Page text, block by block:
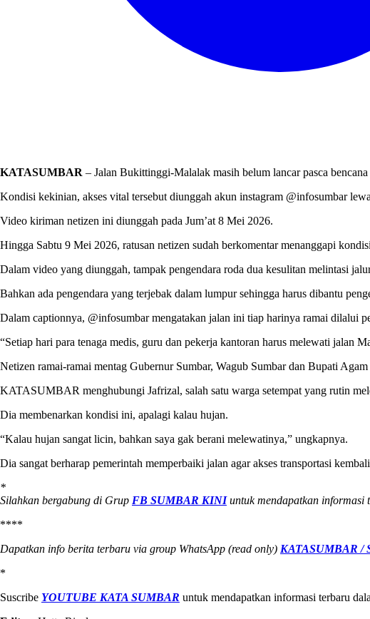
KATASUMBAR – Jalan Bukittinggi-Malalak masih belum lancar pasca
Kondisi kekinian, akses vital tersebut diunggah akun instagram @infosumbar
Video kiriman netizen ini diunggah pada Jum’at 8 Mei 2026.
Hingga Sabtu 9 Mei 2026, ratusan netizen sudah berkomentar menanggapi
Dalam video yang diunggah, tampak pengendara roda dua kesulitan melintasi
Bahkan ada pengendara yang terjebak dalam lumpur sehingga harus dibantu
Dalam captionnya, @infosumbar mengatakan jalan ini tiap harinya ramai dilalui
“Setiap hari para tenaga medis, guru dan pekerja kantoran harus melewati jalan
Netizen ramai-ramai mentag Gubernur Sumbar, Wagub Sumbar dan Bupati
KATASUMBAR menghubungi Jafrizal, salah satu warga setempat yang rutin
Dia membenarkan kondisi ini, apalagi kalau hujan.
“Kalau hujan sangat licin, bahkan saya gak berani melewatinya,” ungkapnya.
Dia sangat berharap pemerintah memperbaiki jalan agar akses transportasi
*
Silahkan bergabung di Grup FB SUMBAR KINIuntuk mendapatkan informasi
****
Dapatkan info berita terbaru via group WhatsApp (read only) KATASUMBAR /
*
Suscribe YOUTUBE KATA SUMBAR untuk mendapatkan informasi terbaru